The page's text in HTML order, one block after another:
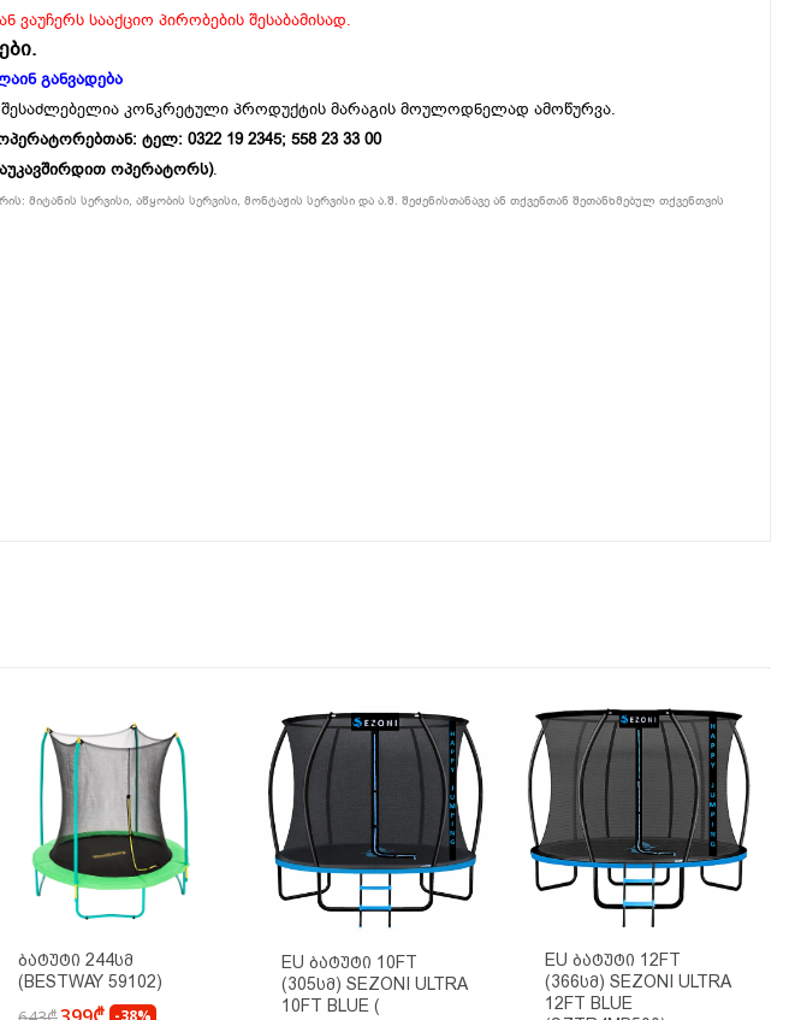
ვაუჩერს სააქციო პირობების შესაბამისად.
განვადება
კონკრეტული პროდუქტის მარაგის მოულოდნელად ამოწურვა.
ტელ: 0322 19 2345; 558 23 33 00
ოპერატორს).
სერვისი, აწყობის სერვისი, მონტაჟის სერვისი და ა.შ. შეძენისთანავე ან თქვენთან შეთანხმებულ თქვენთვის
Ბატუტი 244სმ
(BESTWAY 59102)
-38%
EU Ბატუტი 10FT
(305სმ) SEZONI ULTRA
10FT BLUE (
EU Ბატუტი 12FT
(366სმ) SEZONI ULTRA
12FT BLUE